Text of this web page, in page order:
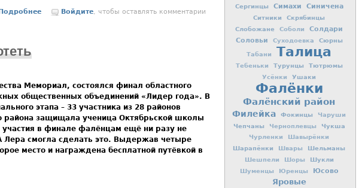
Подробнее о Поваром стала по стечению обстоятельств.
Войдите, чтобы оставлять комментарии
Мемориал, состоялся финал областного
общественных объединений «Лидер года». В
этапа – 33 участника из 28 районов
района защищала ученица Октябрьской школы
в финале фалёнцам ещё ни разу не
Лера смогла сделать это. Выдержав четыре
место и награждена бесплатной путёвкой в
Сергинцы Симахи Синичена
Ситники
Скрябинцы
Слобожане
Соболи
Солдари
Соловьи
Суходоевка Сюрны
Табани Талица
Тебеньки Турунцы Тютрюмы
Усёнки Ушаки
Фалёнки
Фалёнский район
Филейка Фокинцы Чаруши
Чепчаны Черноплевцы Чукша
Чурленки Шавырёнки
Шарапёнки Швары Шельманы
Шешпели Шоры Шукли
Шуменцы Юренцы Юсово
Яровые